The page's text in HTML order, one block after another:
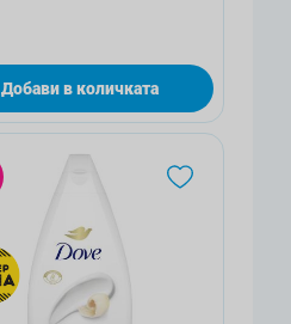
Добави в количката